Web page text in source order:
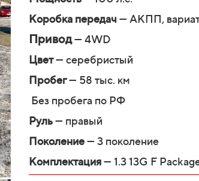
Коробка передач— АКПП,
Привод— 4WD
Цвет— серебристый
Пробег— 58 тыс. км
Без пробега по РФ
Руль— правый
Поколение— 3 поколение
Комплектация— 1.3 13G F